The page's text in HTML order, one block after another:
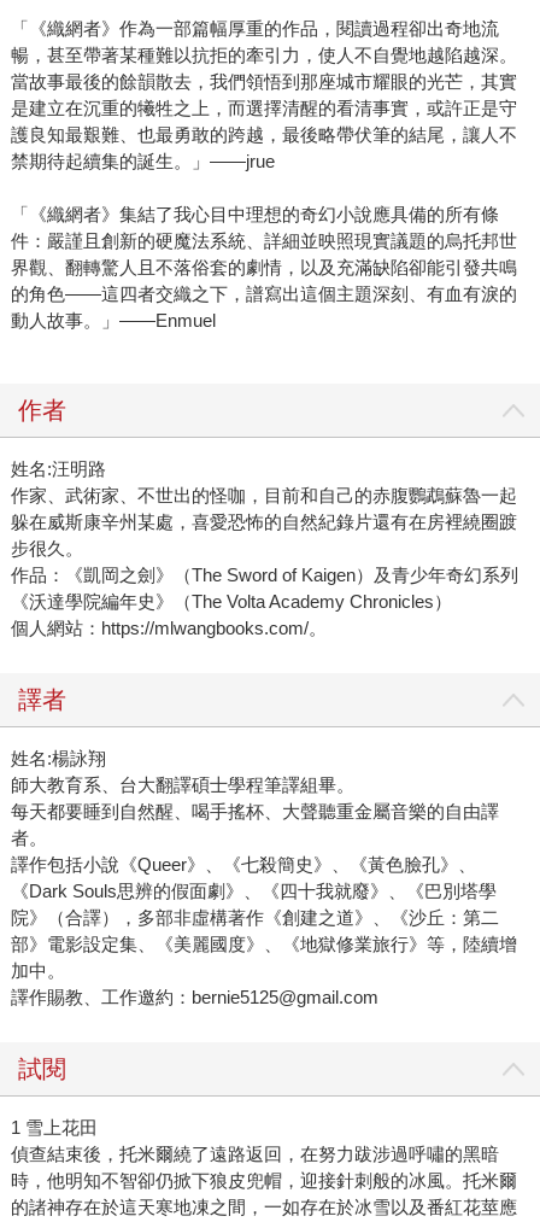
「《織網者》作為一部篇幅厚重的作品，閱讀過程卻出奇地流
暢，甚至帶著某種難以抗拒的牽引力，使人不自覺地越陷越深。
當故事最後的餘韻散去，我們領悟到那座城市耀眼的光芒，其實
是建立在沉重的犧牲之上，而選擇清醒的看清事實，或許正是守
護良知最艱難、也最勇敢的跨越，最後略帶伏筆的結尾，讓人不
禁期待起續集的誕生。」——jrue
「《織網者》集結了我心目中理想的奇幻小說應具備的所有條
件：嚴謹且創新的硬魔法系統、詳細並映照現實議題的烏托邦世
界觀、翻轉驚人且不落俗套的劇情，以及充滿缺陷卻能引發共鳴
的角色——這四者交織之下，譜寫出這個主題深刻、有血有淚的
動人故事。」——Enmuel
作者
姓名:汪明路
作家、武術家、不世出的怪咖，目前和自己的赤腹鸚鵡蘇魯一起
躲在威斯康辛州某處，喜愛恐怖的自然紀錄片還有在房裡繞圈踱
步很久。
作品：《凱岡之劍》（The Sword of Kaigen）及青少年奇幻系列
《沃達學院編年史》（The Volta Academy Chronicles）
個人網站：https://mlwangbooks.com/。
譯者
姓名:楊詠翔
師大教育系、台大翻譯碩士學程筆譯組畢。
每天都要睡到自然醒、喝手搖杯、大聲聽重金屬音樂的自由譯
者。
譯作包括小說《Queer》、《七殺簡史》、《黃色臉孔》、
《Dark Souls思辨的假面劇》、《四十我就廢》、《巴別塔學
院》（合譯），多部非虛構著作《創建之道》、《沙丘：第二
部》電影設定集、《美麗國度》、《地獄修業旅行》等，陸續增
加中。
譯作賜教、工作邀約：bernie5125@gmail.com
試閱
1 雪上花田
偵查結束後，托米爾繞了遠路返回，在努力跋涉過呼嘯的黑暗
時，他明知不智卻仍掀下狼皮兜帽，迎接針刺般的冰風。托米爾
的諸神存在於這天寒地凍之間，一如存在於冰雪以及番紅花莖應